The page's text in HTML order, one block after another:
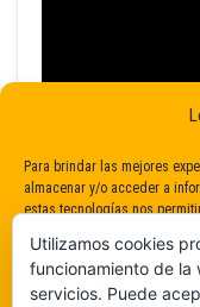
Para brindar las mejores
almacenar y/o acceder a
estas tecnologías nos
consentimiento puede
funciones.
Utilizamos cookies
funcionamiento de la
servicios. Puede